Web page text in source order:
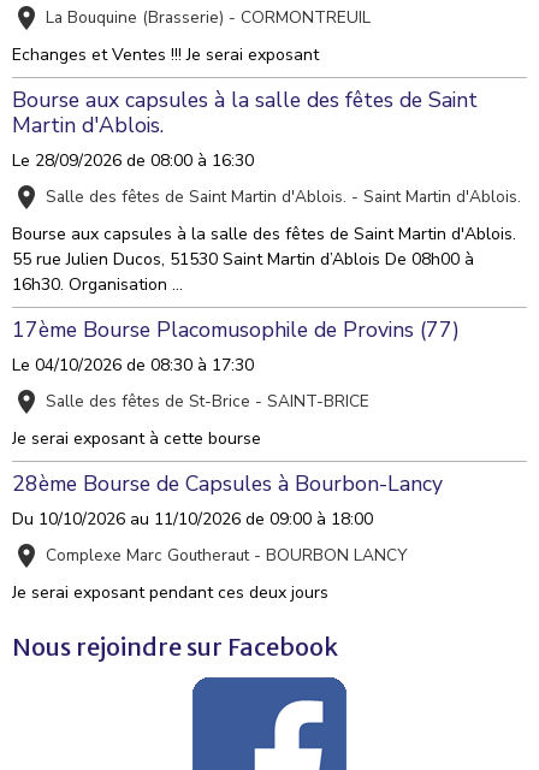
La Bouquine (Brasserie) - CORMONTREUIL
Echanges et Ventes !!! Je serai exposant
Bourse aux capsules à la salle des fêtes de Saint
Martin d'Ablois.
Le 28/09/2026 de 08:00 à 16:30
Salle des fêtes de Saint Martin d'Ablois. - Saint Martin d'Ablois.
Bourse aux capsules à la salle des fêtes de Saint Martin d'Ablois.
55 rue Julien Ducos, 51530 Saint Martin d’Ablois De 08h00 à
16h30. Organisation ...
17ème Bourse Placomusophile de Provins (77)
Le 04/10/2026 de 08:30 à 17:30
Salle des fêtes de St-Brice - SAINT-BRICE
Je serai exposant à cette bourse
28ème Bourse de Capsules à Bourbon-Lancy
Du 10/10/2026 au 11/10/2026 de 09:00 à 18:00
Complexe Marc Goutheraut - BOURBON LANCY
Je serai exposant pendant ces deux jours
Nous rejoindre sur Facebook